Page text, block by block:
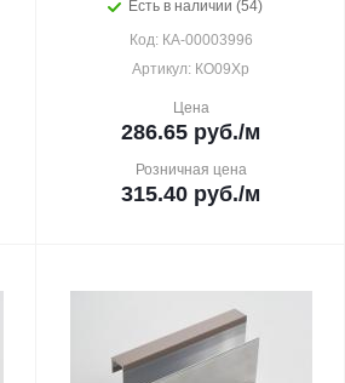
Есть в наличии (54)
Код: КА-00003996
Артикул: КО09Хр
Цена
286.65 руб./м
Розничная цена
315.40 руб./м